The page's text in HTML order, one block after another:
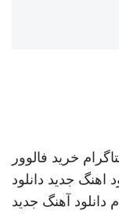
خرید فالوور
اهنگ جدید دانلود
دانلود آهنگ جدید